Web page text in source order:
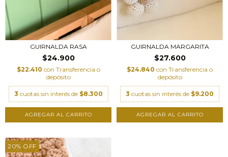
GUIRNALDA RASA
$24.900
$22.410 con Transferencia o
depósito
3 cuotas sin interés de $8.300
GUIRNALDA MARGARITA
$27.600
$24.840 con Transferencia o
depósito
3 cuotas sin interés de $9.200
AGREGAR AL CARRITO
20% OFF